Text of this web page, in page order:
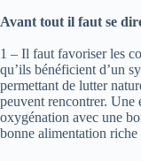
Avant tout il faut se
1 – Il faut favoriser les
qu’ils bénéficient d’un
permettant de lutter
peuvent rencontrer. Une
oxygénation avec une
bonne alimentation